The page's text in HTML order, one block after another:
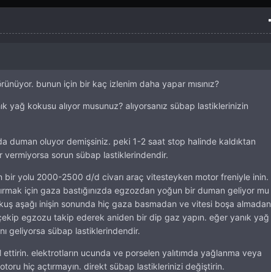
bunun için bir kaç izlenim daha yapar mısınız?
yağ kokusu alıyor musunuz? alıyorsanız sübap lastiklerinizin
duman oluyor demişsiniz. peki 1-2 saat stop halinde kaldıktan
vermiyorsa sorun sübap lastiklerindendir.
bir yolu 2000-2500 d/d civarı araç vitesteyken motor freniyle inin.
için gaza bastığınızda egzozdan yoğun bir duman geliyor mu
aşağı inişin sonunda hiç gaza basmadan ve vitesi boşa almadan
egzozu takip ederek aniden bir dip gaz yapın. eğer yanık yağ
geliyorsa sübap lastiklerindendir.
elektrotların ucunda ve porselen yalıtımda yağlanma veya
hiç açtırmayın. direkt sübap lastiklerinizi değiştirin.